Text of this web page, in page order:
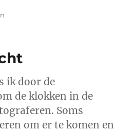
ik door de
de klokken in de
Soms
om er te komen en